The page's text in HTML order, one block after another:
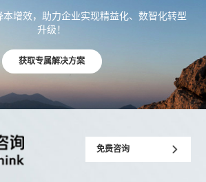
增效，助力企业实现精益化、数智化转型
升级！
获取专属解决方案
免费咨询